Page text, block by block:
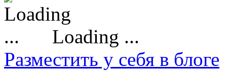
Loading ...
Разместить у себя в блоге